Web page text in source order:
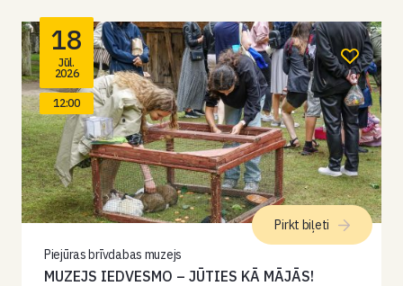
18
Jūl.
2026
12:00
Piejūras brīvdabas muzejs
MUZEJS IEDVESMO – JŪTIES KĀ MĀJĀS!
Pirkt biļeti